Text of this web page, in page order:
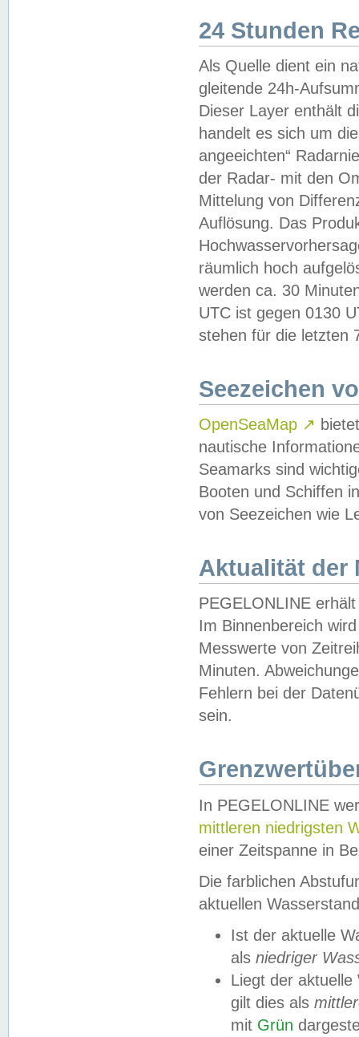
24 Stunden
Als Quelle dient ein
gleitende 24h-
Dieser Layer enthält
handelt es sich um
angeeichten“
der Radar- mit den
Mittelung von
Auflösung. Das
räumlich hoch
werden ca. 30
UTC ist gegen 0130
stehen für die letzten
Seezeichen
OpenSeaMap ↗
nautische
Seamarks sind
Booten und Schiffen
von Seezeichen wie
Aktualität der
PEGELONLINE
Im Binnenbereich
Messwerte von
Minuten.
Fehlern bei der
sein.
In PEGELONLINE
mittleren niedrigsten
einer Zeitspanne in
Die farblichen
aktuellen
Ist der aktuelle
als niedriger
Liegt der
gilt dies als
mit Grün